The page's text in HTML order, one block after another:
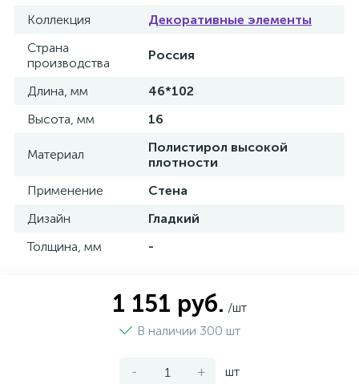
Коллекция
Декоративные элементы
Страна
производства
Россия
Длина, мм
46*102
Высота, мм
16
Материал
Полистирол высокой
плотности
Применение
Стена
Дизайн
Гладкий
Толщина, мм
-
1 151 руб. /шт
В наличии 300 шт
- + шт